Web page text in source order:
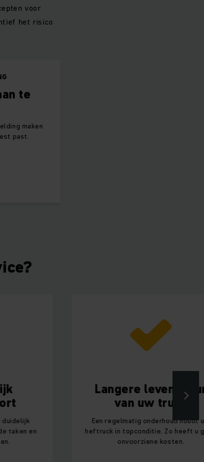
voor
het risico
te
maken
past.
Langere levensduur
van uw truck
Een regelmatig onderhoud houdt uw
heftruck in topconditie. Zo heeft u geen
onvoorziene kosten.